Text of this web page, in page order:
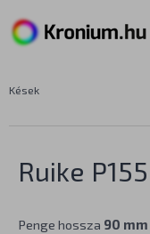
Kések
Ruike
Penge hossza 90 mm